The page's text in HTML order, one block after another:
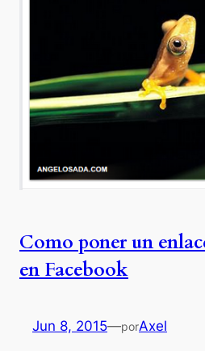
Como poner un
en Facebook
Jun 8, 2015—porAxel